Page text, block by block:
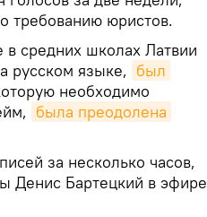
требованию юристов.
средних школах Латвии
русском языке, был
необходимо
была преодолена
за несколько часов,
Денис Бартецкий в эфире